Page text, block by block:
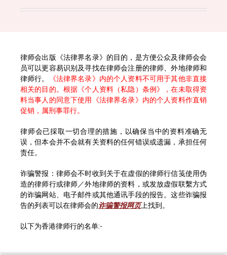
律师会出版《法律界名录》的目的，是方便公众及律师会会
员可以更容易识别及寻找在律师会注册的律师、外地律师和
律师行。
《法律界名录》内的个人资料不可用于其他非直接
相关的目的。根据《个人资料（私隐）条例》，在未取得资
料当事人的同意下使用《法律界名录》内的个人资料作直销
促销，属刑事罪行。
律师会已採取一切合理的措施，以确保当中的资料准确无
误，但本会并不会就有关资料的任何错误或遗漏，承担任何
责任。
诈骗警报：律师会不时收到关于在虚假的律师行信笺使用伪
造的律师行或律师／外地律师的资料，或发放虚假联繫方式
的诈骗网站、电子邮件或其他通讯手段的报告。这些诈骗报
告的列表可以在律师会的诈骗警报网页上找到。
以下为香港律师行的名单:-